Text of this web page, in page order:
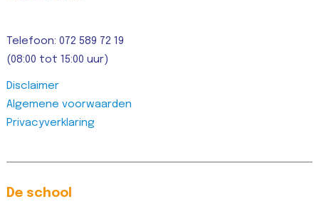
Telefoon: 072 589 72 19
(08:00 tot 15:00 uur)
Disclaimer
Algemene voorwaarden
Privacyverklaring
De school